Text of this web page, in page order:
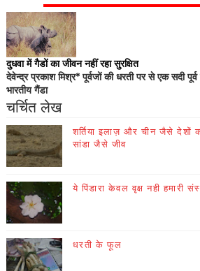
दुधवा में गैडों का जीवन नहीं रहा सुरक्षित
देवेन्द्र प्रकाश मिश्र* पूर्वजों की धरती पर से एक सदी
भारतीय गैंडा
चर्चित लेख
शर्तिया इलाज़ और चीन जैसे देशों
सांडा जैसे जीव
ये पिंडारा केवल वृक्ष नही हमारी
धरती के फूल